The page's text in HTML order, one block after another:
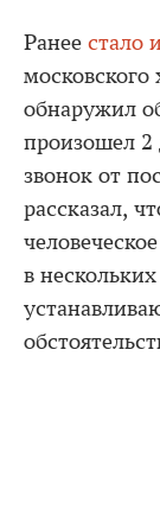
Ранее стало
обнаружил
произошел
звонок от
рассказал,
в